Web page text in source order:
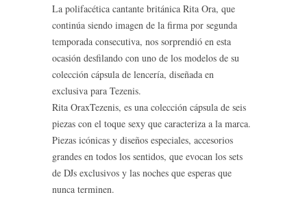
La polifacética cantante británica Rita Ora, que
continúa siendo imagen de la firma por segunda
temporada consecutiva, nos sorprendió en esta
ocasión desfilando con uno de los modelos de su
colección cápsula de lencería, diseñada en
exclusiva para Tezenis.
Rita OraxTezenis, es una colección cápsula de seis
piezas con el toque sexy que caracteriza a la marca.
Piezas icónicas y diseños especiales, accesorios
grandes en todos los sentidos, que evocan los sets
de DJs exclusivos y las noches que esperas que
nunca terminen.